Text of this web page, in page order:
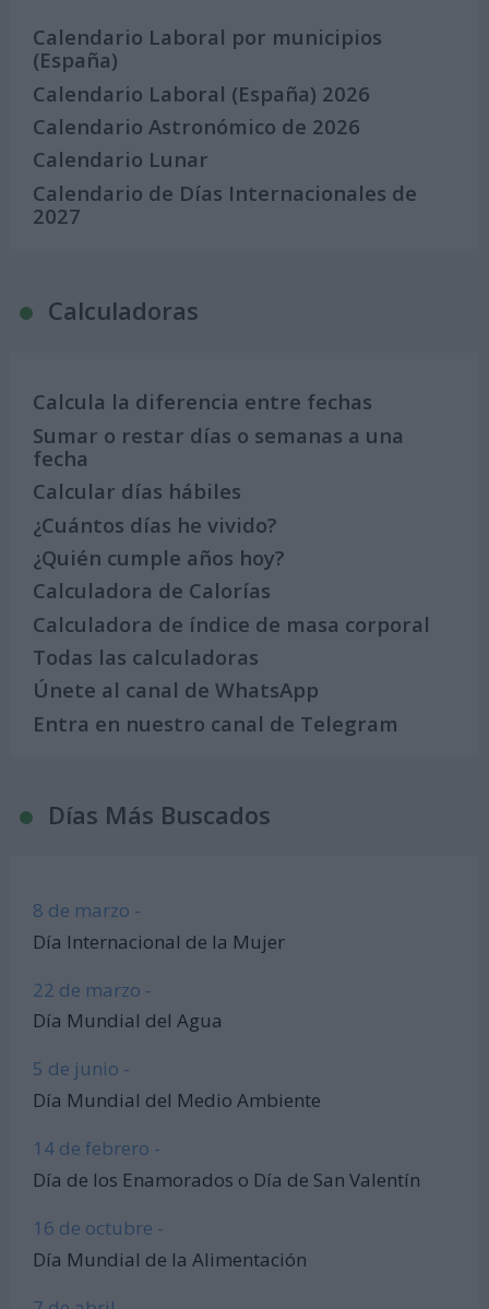
Calendario Laboral por municipios
(España)
Calendario Laboral (España) 2026
Calendario Astronómico de 2026
Calendario Lunar
Calendario de Días Internacionales de
2027
Calculadoras
Calcula la diferencia entre fechas
Sumar o restar días o semanas a una
fecha
Calcular días hábiles
¿Cuántos días he vivido?
¿Quién cumple años hoy?
Calculadora de Calorías
Calculadora de índice de masa corporal
Todas las calculadoras
Únete al canal de WhatsApp
Entra en nuestro canal de Telegram
Días Más Buscados
8 de marzo -
Día Internacional de la Mujer
22 de marzo -
Día Mundial del Agua
5 de junio -
Día Mundial del Medio Ambiente
14 de febrero -
Día de los Enamorados o Día de San Valentín
16 de octubre -
Día Mundial de la Alimentación